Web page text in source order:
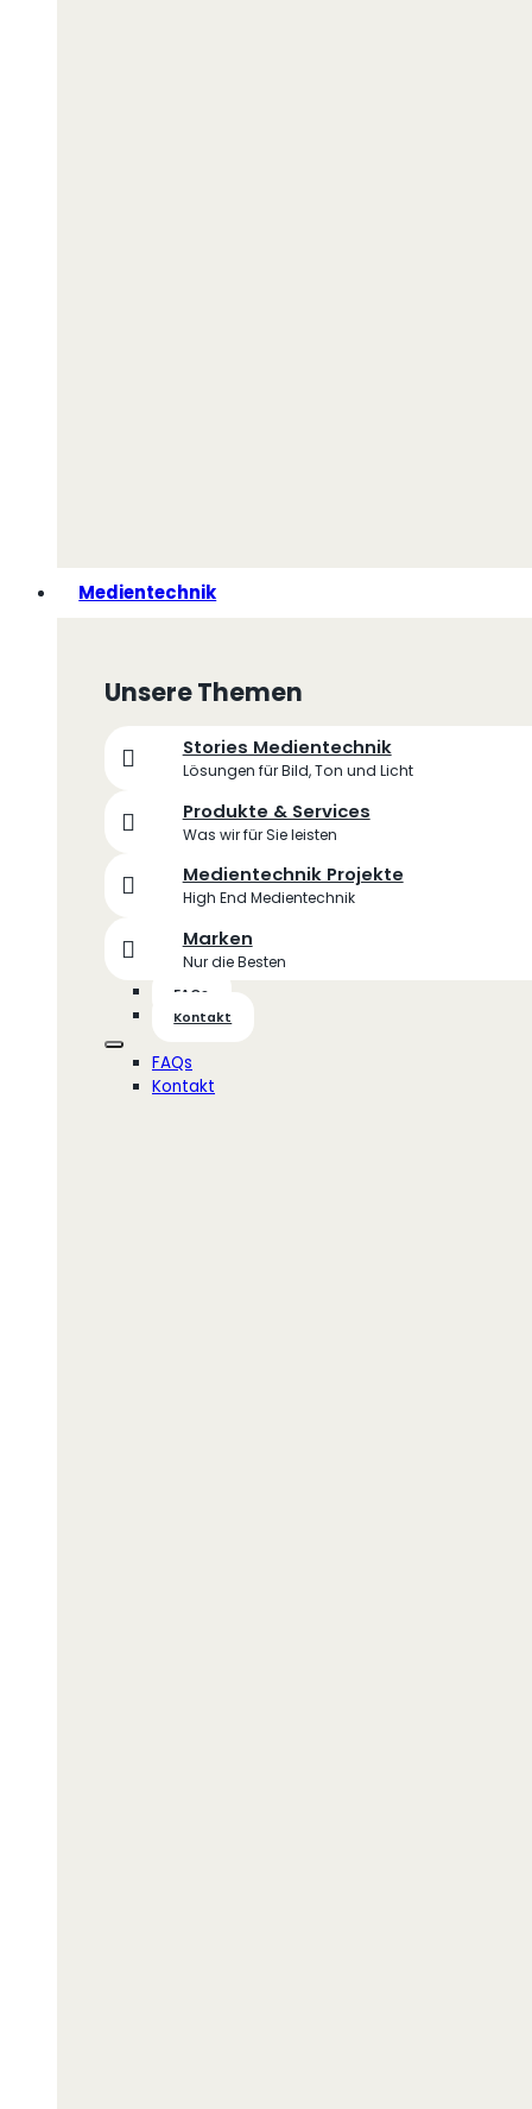
Medientechnik
Unsere Themen
Stories Medientechnik
Lösungen für Bild, Ton und Licht
Produkte & Services
Was wir für Sie leisten
Medientechnik Projekte
High End Medientechnik
Marken
Nur die Besten
FAQs
Kontakt
FAQs
Kontakt